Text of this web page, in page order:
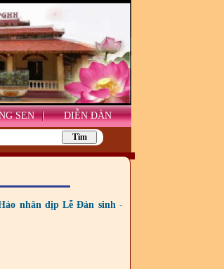
SEN
DIỄN ĐÀN
nhân dịp Lễ Đản sinh -